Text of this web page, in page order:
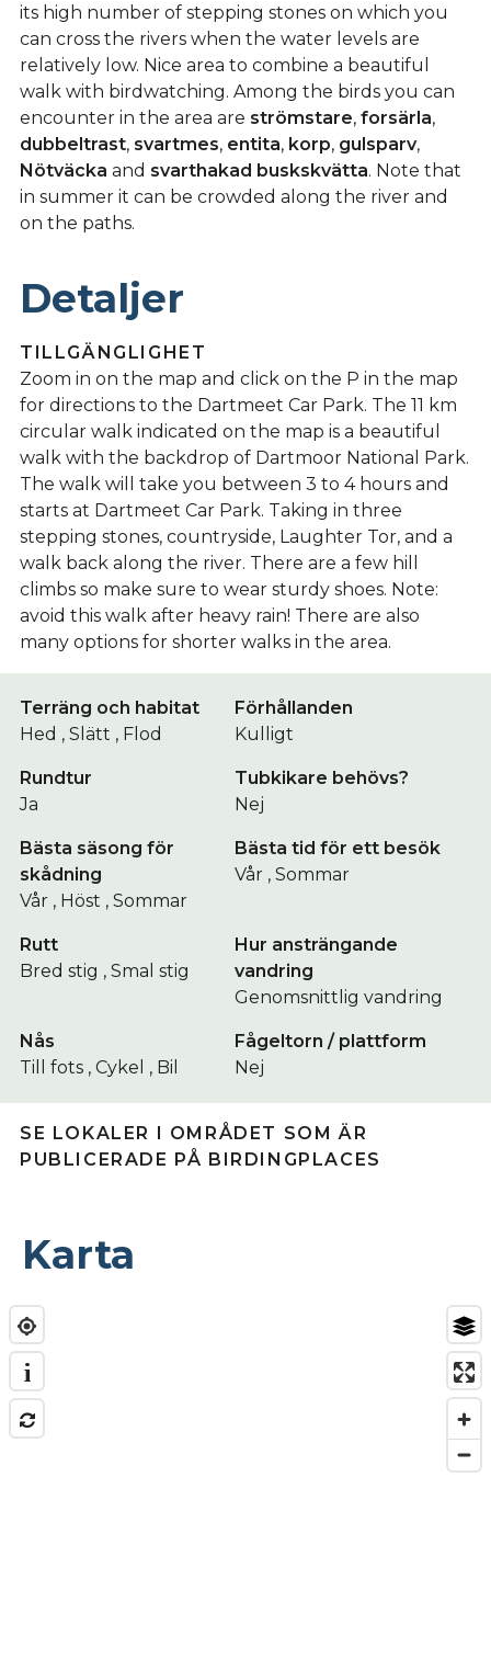
its high number of stepping stones on which you
can cross the rivers when the water levels are
relatively low. Nice area to combine a beautiful
walk with birdwatching. Among the birds you can
encounter in the area are strömstare, forsärla,
dubbeltrast, svartmes, entita, korp, gulsparv,
Nötväcka and svarthakad buskskvätta. Note that
in summer it can be crowded along the river and
on the paths.
Detaljer
TILLGÄNGLIGHET
Zoom in on the map and click on the P in the map
for directions to the Dartmeet Car Park. The 11 km
circular walk indicated on the map is a beautiful
walk with the backdrop of Dartmoor National Park.
The walk will take you between 3 to 4 hours and
starts at Dartmeet Car Park. Taking in three
stepping stones, countryside, Laughter Tor, and a
walk back along the river. There are a few hill
climbs so make sure to wear sturdy shoes. Note:
avoid this walk after heavy rain! There are also
many options for shorter walks in the area.
Terräng och habitat
Hed , Slätt , Flod
Förhållanden
Kulligt
Rundtur
Ja
Tubkikare behövs?
Nej
Bästa säsong för
skådning
Vår , Höst , Sommar
Bästa tid för ett besök
Vår , Sommar
Rutt
Bred stig , Smal stig
Hur ansträngande
vandring
Genomsnittlig vandring
Nås
Till fots , Cykel , Bil
Fågeltorn / plattform
Nej
SE LOKALER I OMRÅDET SOM ÄR
PUBLICERADE PÅ BIRDINGPLACES
Karta
i